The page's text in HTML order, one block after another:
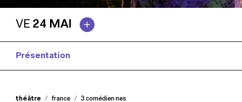
VE 24 MAI
Présentation
théâtre france 3 comédien·nes